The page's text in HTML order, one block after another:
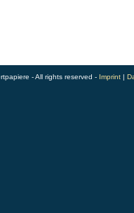
- All rights reserved - Imprint |